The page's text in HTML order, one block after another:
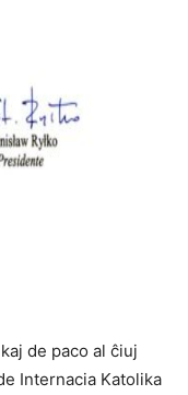
de paco al ĉiuj
Internacia Katolika